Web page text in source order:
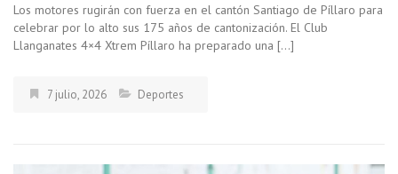
Los motores rugirán con fuerza en el cantón Santiago de Píllaro para
celebrar por lo alto sus 175 años de cantonización. El Club
Llanganates 4×4 Xtrem Píllaro ha preparado una […]
7 julio, 2026 Deportes